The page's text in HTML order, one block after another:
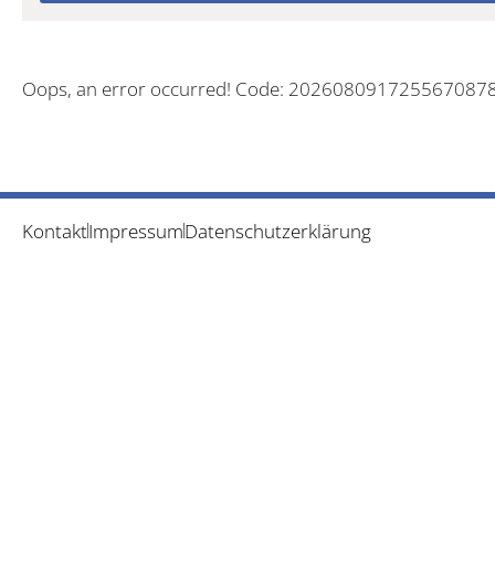
Oops, an error occurred! Code:
KontaktImpressumDatenschutzerklärung